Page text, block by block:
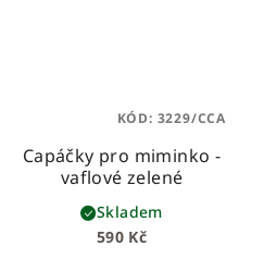
Capáčky pro miminko -
vaflové zelené
590 Kč
Skladem
KÓD: 3229/CCA